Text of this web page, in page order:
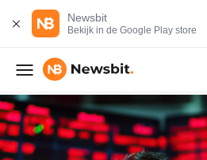
Newsbit
Bekijk in de Google Play store